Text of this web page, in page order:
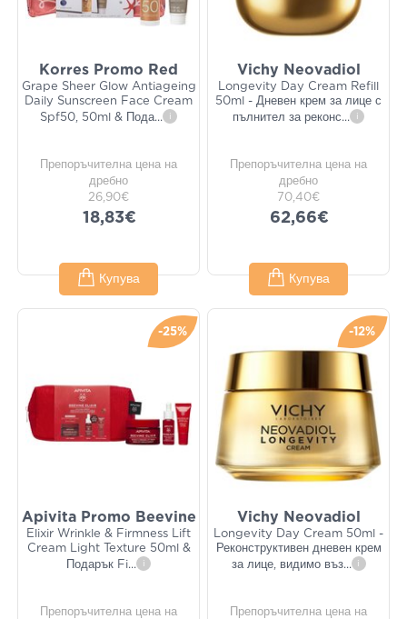
Korres Promo Red
Grape Sheer Glow Antiageing
Daily Sunscreen Face Cream
Spf50, 50ml & Пода... i
Препоръчителна цена на
дребно
26,90€
18,83€
Купува
Vichy Neovadiol
Longevity Day Cream Refill
50ml - Дневен крем за лице с
пълнител за реконс... i
Препоръчителна цена на
дребно
70,40€
62,66€
Купува
-25%
Apivita Promo Beevine
Elixir Wrinkle & Firmness Lift
Cream Light Texture 50ml &
Подарък Fi... i
Препоръчителна цена на
-12%
Vichy Neovadiol
Longevity Day Cream 50ml -
Реконструктивен дневен крем
за лице, видимо въз... i
Препоръчителна цена на